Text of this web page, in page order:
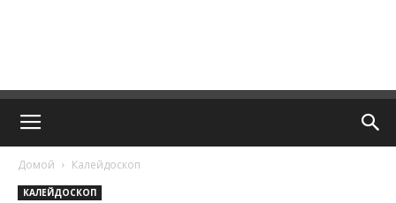
Домой Калейдоскоп
КАЛЕЙДОСКОП